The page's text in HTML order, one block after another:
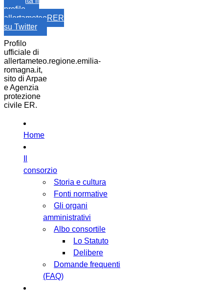
profilo
allertameteoRER
su Twitter
Profilo
ufficiale di
allertameteo.regione.emilia-
romagna.it,
sito di Arpae
e Agenzia
protezione
civile ER.
Home
consorzio
Storia e cultura
Fonti normative
Gli organi
amministrativi
Albo consortile
Lo Statuto
Delibere
Domande frequenti
(FAQ)